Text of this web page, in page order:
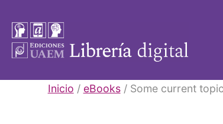
contenido
Libros
Inicio / eBooks/ Some current